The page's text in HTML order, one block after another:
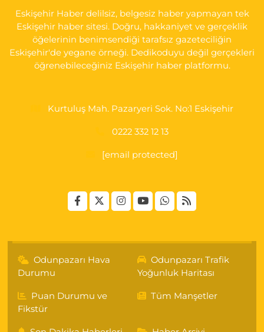
Eskişehir Haber delilsiz, belgesiz haber yapmayan tek
Eskişehir haber sitesi. Doğru, hakkaniyet ve gerçeklik
öğelerinin benimsendiği tarafsız gazeteciliğin
Eskişehir'de yegane örneği. Dedikoduyu değil gerçekleri
öğrenebileceğiniz Eskişehir haber platformu.
Kurtuluş Mah. Pazaryeri Sok. No:1 Eskişehir
0222 332 12 13
[email protected]
Odunpazarı Hava
Durumu
Odunpazarı Trafik
Yoğunluk Haritası
Puan Durumu ve
Fikstür
Tüm Manşetler